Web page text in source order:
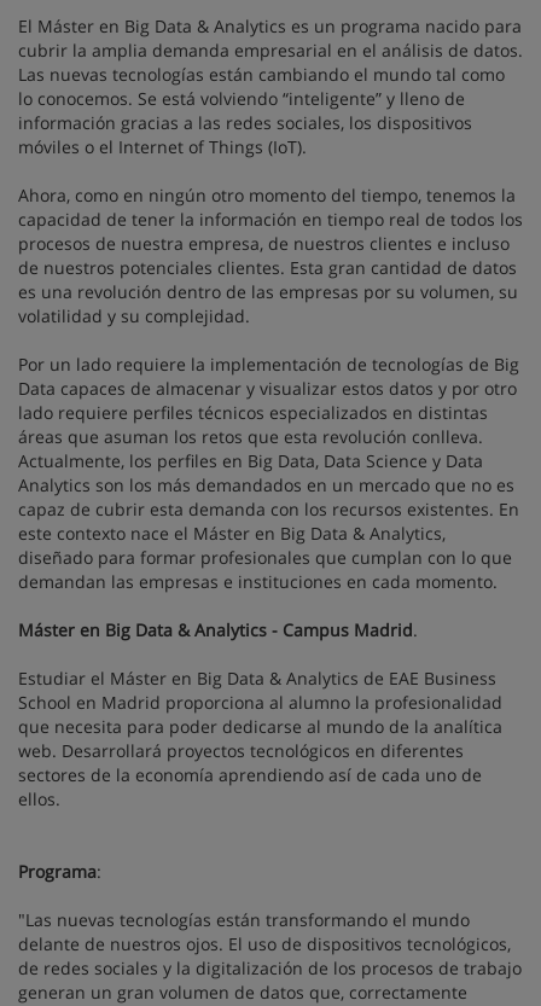
El Máster en Big Data & Analytics es un programa nacido para
cubrir la amplia demanda empresarial en el análisis de datos.
Las nuevas tecnologías están cambiando el mundo tal como
lo conocemos. Se está volviendo “inteligente” y lleno de
información gracias a las redes sociales, los dispositivos
móviles o el Internet of Things (IoT).
Ahora, como en ningún otro momento del tiempo, tenemos la
capacidad de tener la información en tiempo real de todos los
procesos de nuestra empresa, de nuestros clientes e incluso
de nuestros potenciales clientes. Esta gran cantidad de datos
es una revolución dentro de las empresas por su volumen, su
volatilidad y su complejidad.
Por un lado requiere la implementación de tecnologías de Big
Data capaces de almacenar y visualizar estos datos y por otro
lado requiere perfiles técnicos especializados en distintas
áreas que asuman los retos que esta revolución conlleva.
Actualmente, los perfiles en Big Data, Data Science y Data
Analytics son los más demandados en un mercado que no es
capaz de cubrir esta demanda con los recursos existentes. En
este contexto nace el Máster en Big Data & Analytics,
diseñado para formar profesionales que cumplan con lo que
demandan las empresas e instituciones en cada momento.
Máster en Big Data & Analytics - Campus Madrid.
Estudiar el Máster en Big Data & Analytics de EAE Business
School en Madrid proporciona al alumno la profesionalidad
que necesita para poder dedicarse al mundo de la analítica
web. Desarrollará proyectos tecnológicos en diferentes
sectores de la economía aprendiendo así de cada uno de
ellos.
Programa:
"Las nuevas tecnologías están transformando el mundo
delante de nuestros ojos. El uso de dispositivos tecnológicos,
de redes sociales y la digitalización de los procesos de trabajo
generan un gran volumen de datos que, correctamente